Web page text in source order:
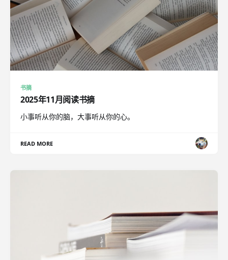
书摘
2025年11月阅读书摘
小事听从你的脑，大事听从你的心。
READ MORE